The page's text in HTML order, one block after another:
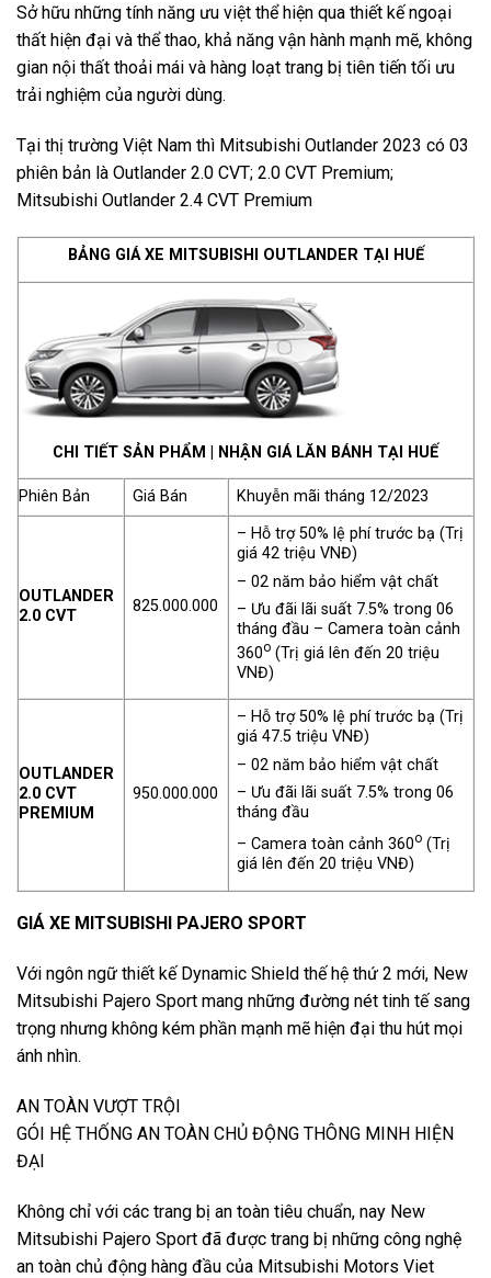
Sở hữu những tính năng ưu việt thể hiện qua thiết kế ngoại
thất hiện đại và thể thao, khả năng vận hành mạnh mẽ, không
gian nội thất thoải mái và hàng loạt trang bị tiên tiến tối ưu
trải nghiệm của người dùng.
Tại thị trường Việt Nam thì Mitsubishi Outlander 2023 có 03
phiên bản là Outlander 2.0 CVT; 2.0 CVT Premium;
Mitsubishi Outlander 2.4 CVT Premium
BẢNG GIÁ XE MITSUBISHI OUTLANDER TẠI HUẾ
CHI TIẾT SẢN PHẨM NHẬN GIÁ LĂN BÁNH TẠI HUẾ
Phiên Bản Giá Bán Khuyễn mãi tháng 12/2023
OUTLANDER
2.0 CVT
825.000.000
– Hỗ trợ 50% lệ phí trước bạ (Trị
giá 42 triệu VNĐ)
– 02 năm bảo hiểm vật chất
– Ưu đãi lãi suất 7.5% trong 06
tháng đầu – Camera toàn cảnh
360o (Trị giá lên đến 20 triệu
VNĐ)
OUTLANDER
2.0 CVT
PREMIUM
950.000.000
– Hỗ trợ 50% lệ phí trước bạ (Trị
giá 47.5 triệu VNĐ)
– 02 năm bảo hiểm vật chất
– Ưu đãi lãi suất 7.5% trong 06
tháng đầu
– Camera toàn cảnh 360o (Trị
giá lên đến 20 triệu VNĐ)
GIÁ XE MITSUBISHI PAJERO SPORT
Với ngôn ngữ thiết kế Dynamic Shield thế hệ thứ 2 mới, New
Mitsubishi Pajero Sport mang những đường nét tinh tế sang
trọng nhưng không kém phần mạnh mẽ hiện đại thu hút mọi
ánh nhìn.
AN TOÀN VƯỢT TRỘI
GÓI HỆ THỐNG AN TOÀN CHỦ ĐỘNG THÔNG MINH HIỆN
ĐẠI
Không chỉ với các trang bị an toàn tiêu chuẩn, nay New
Mitsubishi Pajero Sport đã được trang bị những công nghệ
an toàn chủ động hàng đầu của Mitsubishi Motors Viet